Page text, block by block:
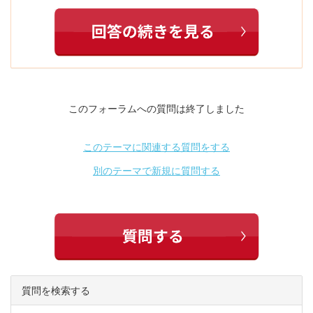
このフォーラムへの質問は終了しました
このテーマに関連する質問をする
別のテーマで新規に質問する
質問を検索する